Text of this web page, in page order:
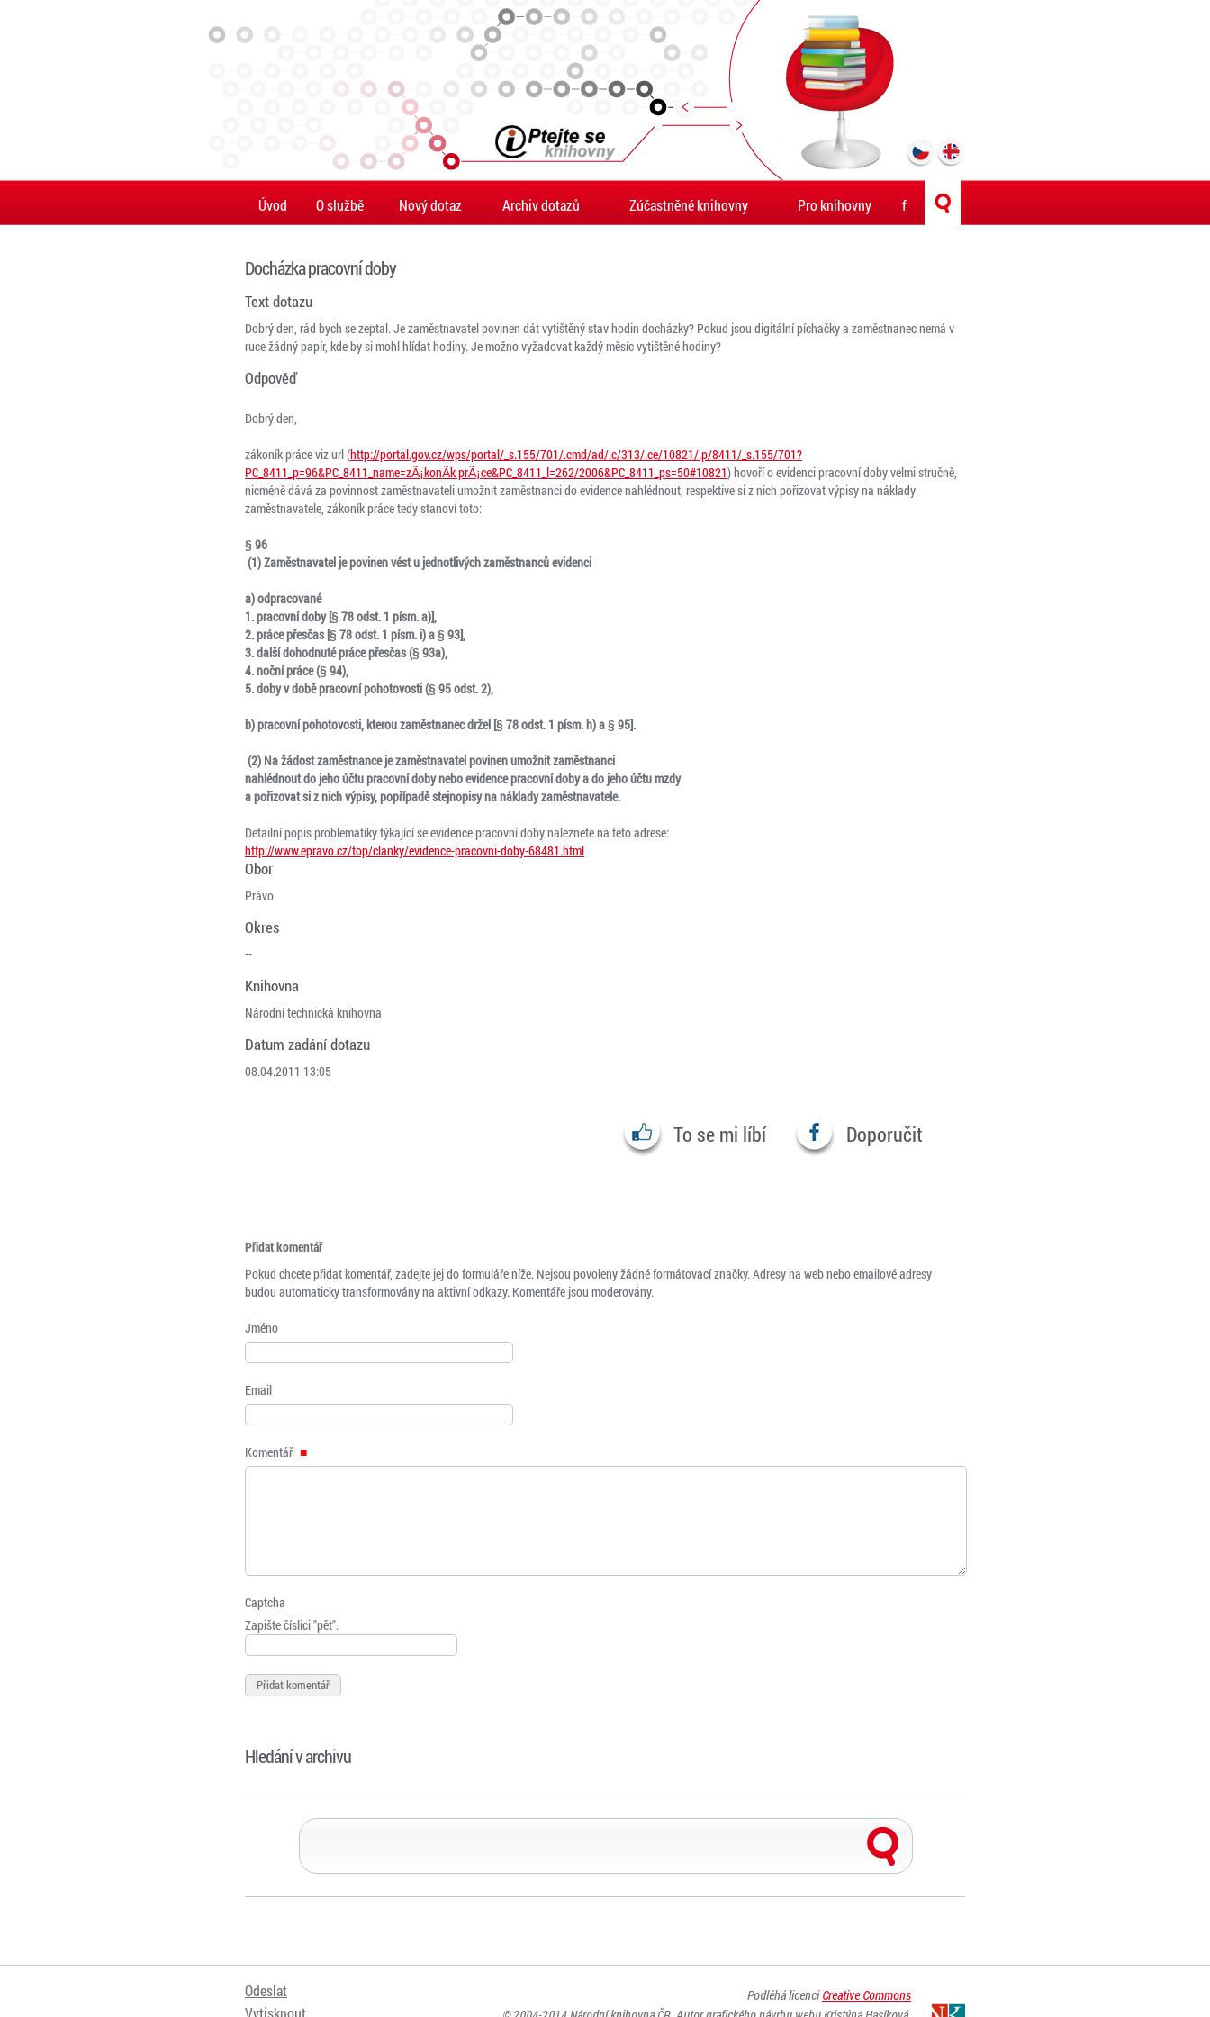
Úvod O službě Nový dotaz Archiv dotazů Zúčastněné knihovny Pro knihovny f
Docházka pracovní doby
Text dotazu
Dobrý den, rád bych se zeptal. Je zaměstnavatel povinen dát vytištěný stav hodin docházky? Pokud jsou digitální píchačky a zaměstnanec nemá v
ruce žádný papír, kde by si mohl hlídat hodiny. Je možno vyžadovat každý měsíc vytištěné hodiny?
Odpověď
Dobrý den,
zákoník práce viz url (http://portal.gov.cz/wps/portal/_s.155/701/.cmd/ad/.c/313/.ce/10821/.p/8411/_s.155/701?
PC_8411_p=96&PC_8411_name=zÃ¡konÃ­k prÃ¡ce&PC_8411_l=262/2006&PC_8411_ps=50#10821) hovoří o evidenci pracovní doby velmi stručně,
nicméně dává za povinnost zaměstnavateli umožnit zaměstnanci do evidence nahlédnout, respektive si z nich pořizovat výpisy na náklady
zaměstnavatele, zákoník práce tedy stanoví toto:
§ 96
(1) Zaměstnavatel je povinen vést u jednotlivých zaměstnanců evidenci
a) odpracované
1. pracovní doby [§ 78 odst. 1 písm. a)],
2. práce přesčas [§ 78 odst. 1 písm. i) a § 93],
3. další dohodnuté práce přesčas (§ 93a),
4. noční práce (§ 94),
5. doby v době pracovní pohotovosti (§ 95 odst. 2),
b) pracovní pohotovosti, kterou zaměstnanec držel [§ 78 odst. 1 písm. h) a § 95].
(2) Na žádost zaměstnance je zaměstnavatel povinen umožnit zaměstnanci
nahlédnout do jeho účtu pracovní doby nebo evidence pracovní doby a do jeho účtu mzdy
a pořizovat si z nich výpisy, popřípadě stejnopisy na náklady zaměstnavatele.
Detailní popis problematiky týkající se evidence pracovní doby naleznete na této adrese:
http://www.epravo.cz/top/clanky/evidence-pracovni-doby-68481.html
Obor
Právo
Okres
--
Knihovna
Národní technická knihovna
Datum zadání dotazu
08.04.2011 13:05
To se mi líbí Doporučit
Přidat komentář
Pokud chcete přidat komentář, zadejte jej do formuláře níže. Nejsou povoleny žádné formátovací značky. Adresy na web nebo emailové adresy
budou automaticky transformovány na aktivní odkazy. Komentáře jsou moderovány.
Jméno
Email
Komentář
Captcha
Zapište číslici "pět".
Hledání v archivu
Odeslat
Vytisknout
Podléhá licenciCreative Commons